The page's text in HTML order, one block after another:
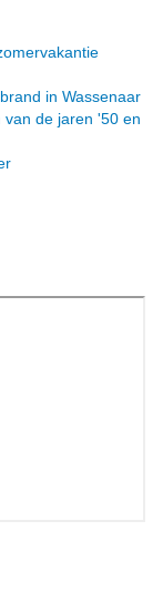
in Wassenaar
de jaren '50 en